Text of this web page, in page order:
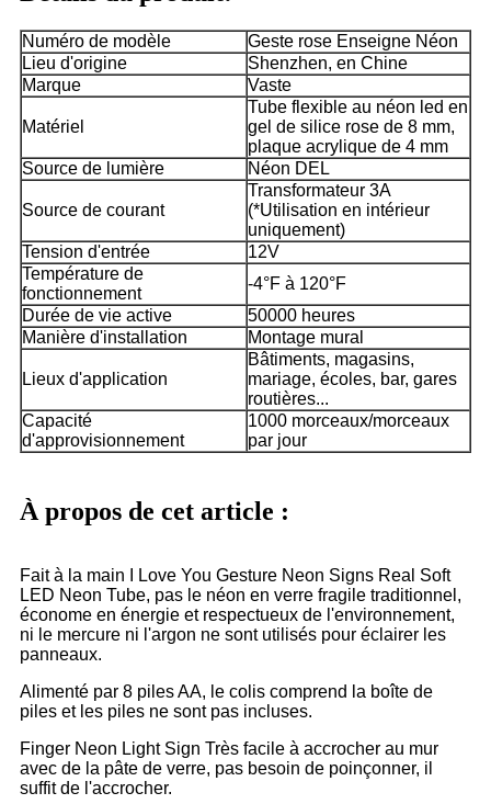
Numéro de modèle
Geste rose Enseigne Néon
Lieu d'origine
Shenzhen, en Chine
Marque
Vaste
Matériel
Tube flexible au néon led en
gel de silice rose de 8 mm,
plaque acrylique de 4 mm
Source de lumière
Néon DEL
Source de courant
Transformateur 3A
(*Utilisation en intérieur
uniquement)
Tension d'entrée
12V
Température de
fonctionnement
-4°F à 120°F
Durée de vie active
50000 heures
Manière d'installation
Montage mural
Lieux d'application
Bâtiments, magasins,
mariage, écoles, bar, gares
routières...
Capacité
d'approvisionnement
1000 morceaux/morceaux
par jour
À propos de cet article :
Fait à la main I Love You Gesture Neon Signs Real Soft
LED Neon Tube, pas le néon en verre fragile traditionnel,
économe en énergie et respectueux de l'environnement,
ni le mercure ni l'argon ne sont utilisés pour éclairer les
panneaux.
Alimenté par 8 piles AA, le colis comprend la boîte de
piles et les piles ne sont pas incluses.
Finger Neon Light Sign Très facile à accrocher au mur
avec de la pâte de verre, pas besoin de poinçonner, il
suffit de l'accrocher.